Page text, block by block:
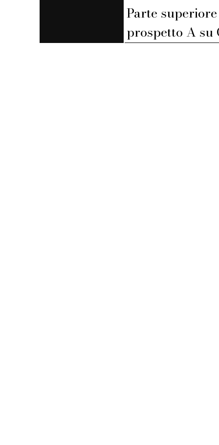
Parte
prospetto A su